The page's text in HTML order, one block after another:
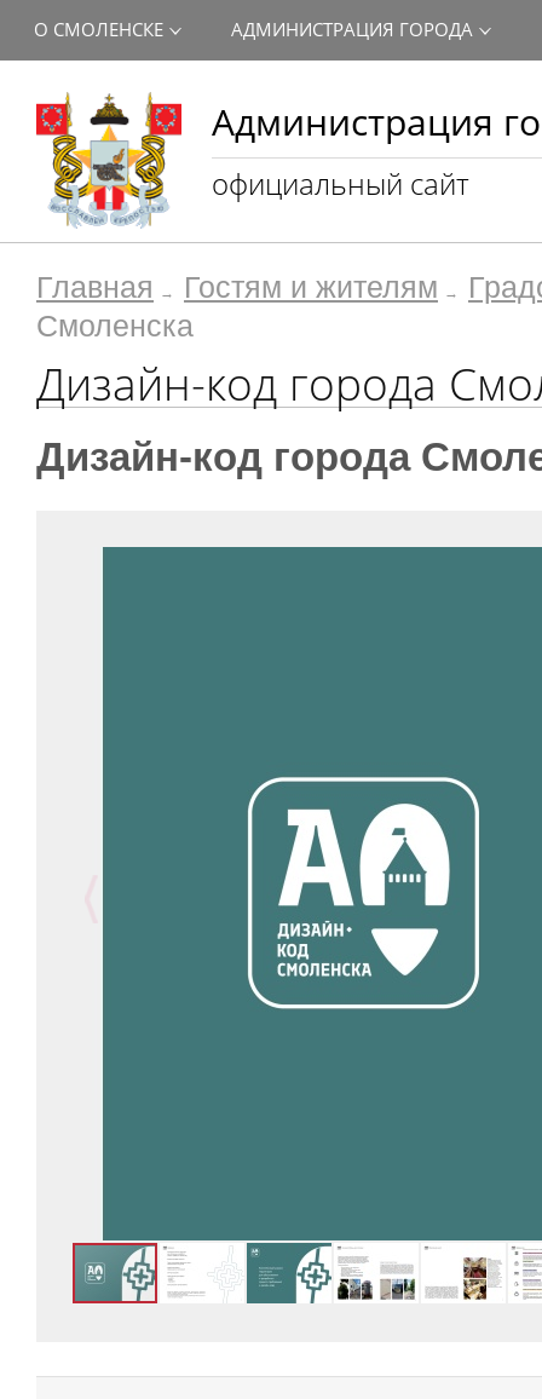
Администрация
официальный сайт
О СМОЛЕНСКЕ АДМИНИСТРАЦИЯ ГОРОДА
Главная Гостям и жителям
Смоленска
Дизайн-код города
Дизайн-код города